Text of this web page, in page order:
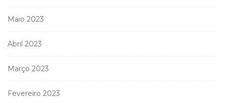
Maio 2023
Abril 2023
Março 2023
Fevereiro 2023